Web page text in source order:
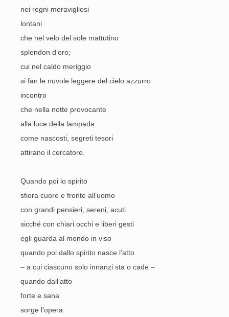
nei regni meravigliosi
lontani
che nel velo del sole mattutino
splendon d’oro;
cui nel caldo meriggio
si fan le nuvole leggere del cielo azzurro
incontro
che nella notte provocante
alla luce della lampada
come nascosti, segreti tesori
attirano il cercatore.
Quando poi lo spirito
sfiora cuore e fronte all’uomo
con grandi pensieri, sereni, acuti
sicché con chiari occhi e liberi gesti
egli guarda al mondo in viso
quando poi dallo spirito nasce l’atto
– a cui ciascuno solo innanzi sta o cade –
quando dall’atto
forte e sana
sorge l’opera